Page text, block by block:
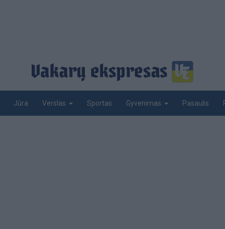
Jūra Verslas Sportas Gyvenimas Pasaulis